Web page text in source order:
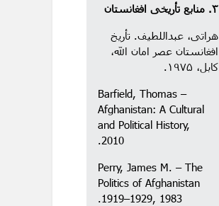
۳. منابع تأریخی افغانستان
هراتی، عبداللطیف. تأریخ
افغانستان عصر امان الله،
کابل، ۱۹۷۵.
Barfield, Thomas –
Afghanistan: A Cultural
and Political History,
2010.
Perry, James M. – The
Politics of Afghanistan
1919–1929, 1983.